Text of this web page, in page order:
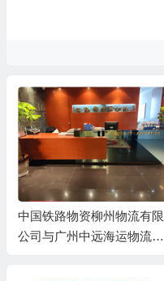
中国铁路物资柳州物流有限
公司与广州中远海运物流有